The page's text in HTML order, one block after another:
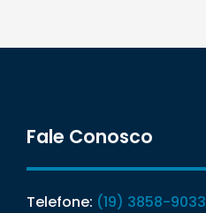
Fale Conosco
Telefone: (19) 3858-9033